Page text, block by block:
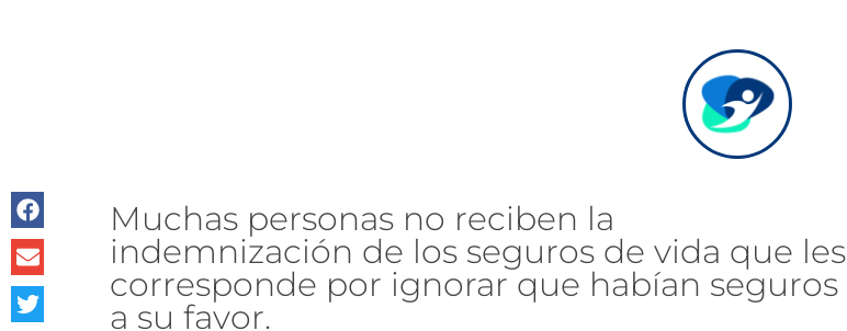
Muchas personas no reciben la
indemnización de los seguros de vida que les
corresponde por ignorar que habían seguros
a su favor.